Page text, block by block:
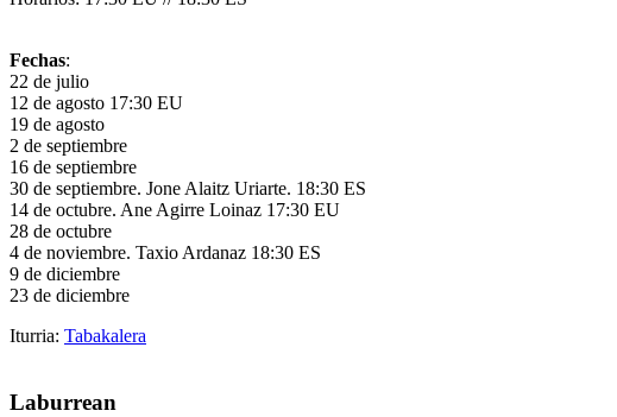
Fechas:
22 de julio
12 de agosto 17:30 EU
19 de agosto
2 de septiembre
16 de septiembre
30 de septiembre. Jone Alaitz Uriarte. 18:30 ES
14 de octubre. Ane Agirre Loinaz 17:30 EU
28 de octubre
4 de noviembre. Taxio Ardanaz 18:30 ES
9 de diciembre
23 de diciembre
Iturria: Tabakalera
Laburrean